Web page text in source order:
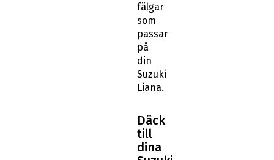
fälgar
som
passar
på
din
Suzuki
Liana.
Däck
till
dina